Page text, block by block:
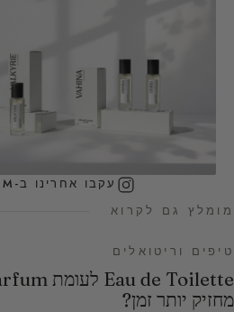
עקבו אחרינו ב-INSTAGRAM
מומלץ גם לקרוא
טיפים וריטואלים
מחזיק יותר זמן?